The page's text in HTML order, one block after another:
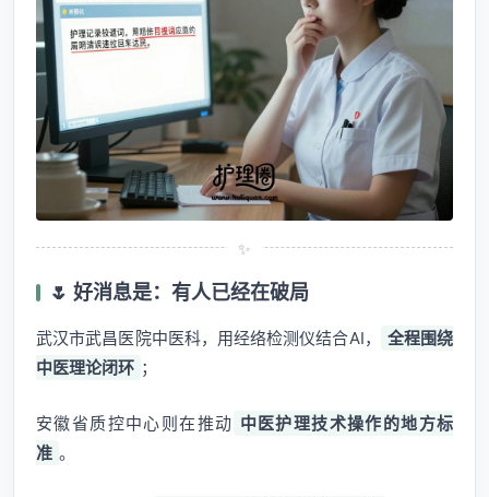
✨
🌷 好消息是：有人已经在破局
武汉市武昌医院中医科，用经络检测仪结合AI，
全程围绕
中医理论闭环 ；
安徽省质控中心则在推动 中医护理技术操作的地方标
准 。